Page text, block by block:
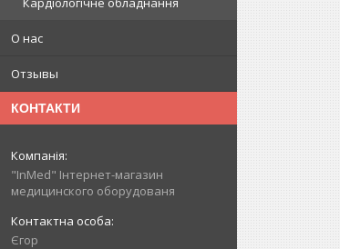
О нас
Отзывы
КОНТАКТИ
"InMed" Інтернет-магазин
медицинского оборудованя
Єгор